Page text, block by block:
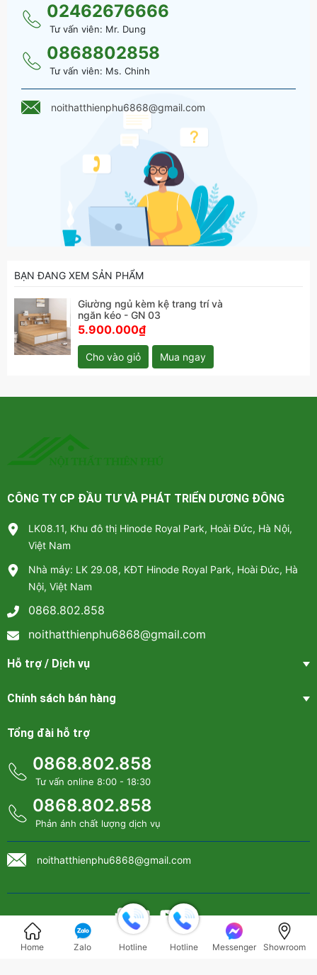
* Đặt hàng online tại website: noithatthienphu.com
* Số hotline: 0868 802 858
* Facebook:Nội thất thiên phú
* Email : noithatthienphu6868@gmail.com
02462676666
Tư vấn viên: Mr. Dung
0868802858
Tư vấn viên: Ms. Chinh
noithatthienphu6868@gmail.com
BẠN ĐANG XEM SẢN PHẨM
Giường ngủ kèm kệ trang trí và
ngăn kéo - GN 03
5.900.000₫
Cho vào giỏ Mua ngay
CÔNG TY CP ĐẦU TƯ VÀ PHÁT TRIỂN DƯƠNG ĐÔNG
LK08.11, Khu đô thị Hinode Royal Park, Hoài Đức, Hà Nội,
Việt Nam
Nhà máy: LK 29.08, KĐT Hinode Royal Park, Hoài Đức, Hà
Nội, Việt Nam
0868.802.858
noithatthienphu6868@gmail.com
Hỗ trợ / Dịch vụ
Chính sách bán hàng
Tổng đài hỗ trợ
0868.802.858
Tư vấn online 8:00 - 18:30
0868.802.858
Phản ánh chất lượng dịch vụ
noithatthienphu6868@gmail.com
Bản quyền thuộc về
Nội thất Thiên Phú
Cung cấp bởiSapo
Home Zalo Hotline Hotline Messenger Showroom